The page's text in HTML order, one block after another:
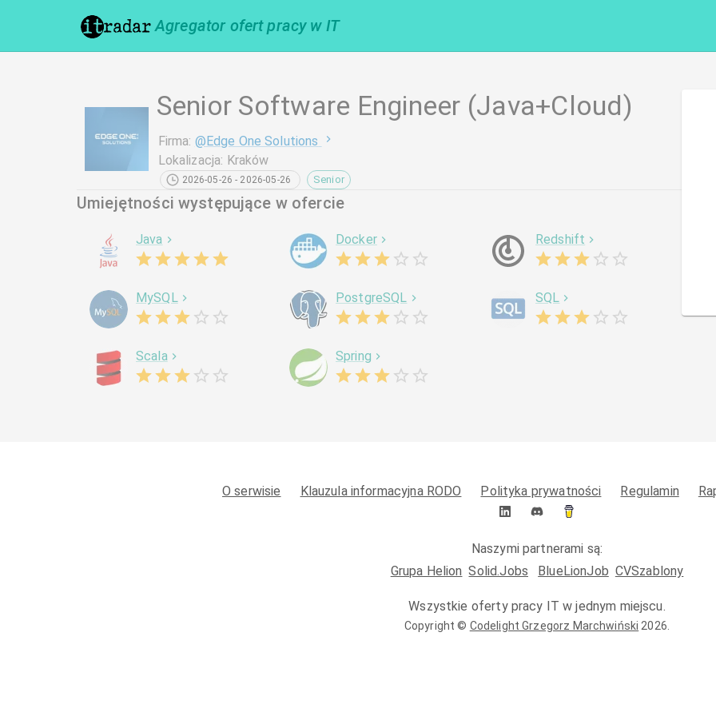
Agregator ofert pracy w IT
Senior Software Engineer (Java+Cloud)
Firma: @Edge One Solutions
Lokalizacja: Kraków
2026-05-26 - 2026-05-26 Senior
Umiejętności występujące w ofercie
Java Docker Redshift
MySQL PostgreSQL SQL
Scala Spring
O serwisie Klauzula informacyjna RODO Polityka prywatności Regulamin
Naszymi partnerami są:
Grupa Helion Solid.Jobs BlueLionJob CVSzablony
Wszystkie oferty pracy IT w jednym miejscu.
Copyright © Codelight Grzegorz Marchwiński 2026